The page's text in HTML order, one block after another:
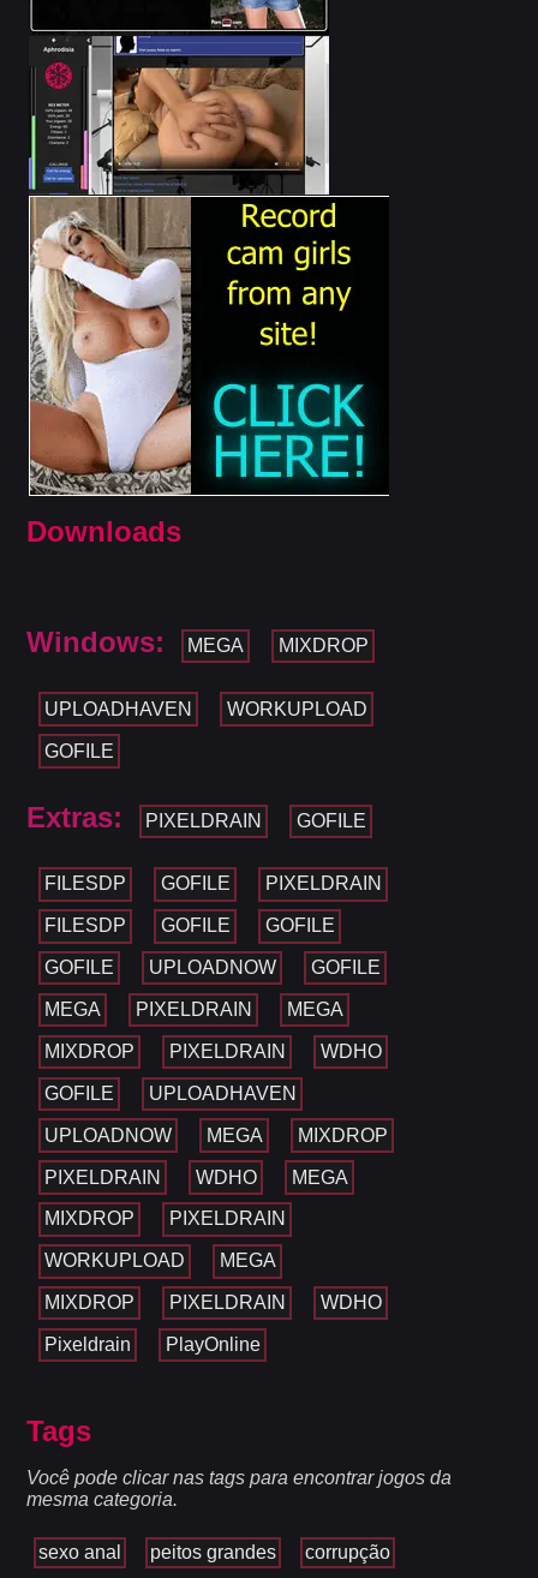
Downloads
Windows: MEGA MIXDROP
UPLOADHAVEN WORKUPLOAD
GOFILE
Extras: PIXELDRAIN GOFILE
FILESDP GOFILE PIXELDRAIN
FILESDP GOFILE GOFILE
GOFILE UPLOADNOW GOFILE
MEGA PIXELDRAIN MEGA
MIXDROP PIXELDRAIN WDHO
GOFILE UPLOADHAVEN
UPLOADNOW MEGA MIXDROP
PIXELDRAIN WDHO MEGA
MIXDROP PIXELDRAIN
WORKUPLOAD MEGA
MIXDROP PIXELDRAIN WDHO
Pixeldrain PlayOnline
Tags
Você pode clicar nas tags para encontrar jogos da
mesma categoria.
sexo anal peitos grandes corrupção